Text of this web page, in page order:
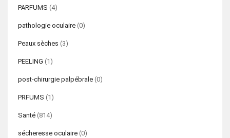
PARFUMS (4)
pathologie oculaire (0)
Peaux sèches (3)
PEELING (1)
post-chirurgie palpébrale (0)
PRFUMS (1)
Santé (814)
sécheresse oculaire (0)